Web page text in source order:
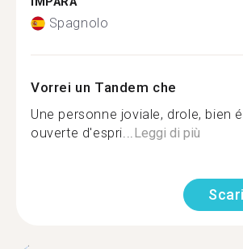
Spagnolo
Vorrei un Tandem che
Une personne joviale, drole, bien
ouverte d'espri...Leggi di più